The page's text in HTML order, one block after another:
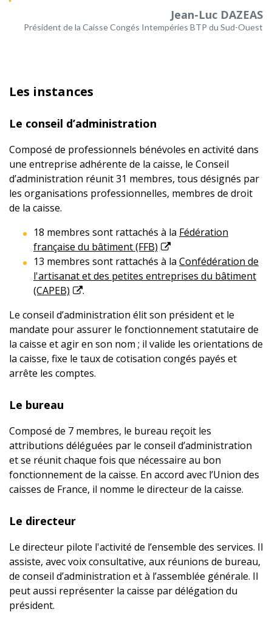
Jean-Luc DAZEAS
Président de la Caisse Congés Intempéries BTP du Sud-Ouest
Les instances
Le conseil d’administration
Composé de professionnels bénévoles en activité dans
une entreprise adhérente de la caisse, le Conseil
d’administration réunit 31 membres, tous désignés par
les organisations professionnelles, membres de droit
de la caisse.
18 membres sont rattachés à la Fédération
française du bâtiment (FFB)
13 membres sont rattachés à la Confédération de
l'artisanat et des petites entreprises du bâtiment
(CAPEB)
.
Le conseil d’administration élit son président et le
mandate pour assurer le fonctionnement statutaire de
la caisse et agir en son nom ; il valide les orientations de
la caisse, fixe le taux de cotisation congés payés et
arrête les comptes.
Le bureau
Composé de 7 membres, le bureau reçoit les
attributions déléguées par le conseil d’administration
et se réunit chaque fois que nécessaire au bon
fonctionnement de la caisse. En accord avec l’Union des
caisses de France, il nomme le directeur de la caisse.
Le directeur
Le directeur pilote l'activité de l’ensemble des services. Il
assiste, avec voix consultative, aux réunions de bureau,
de conseil d’administration et à l’assemblée générale. Il
peut aussi représenter la caisse par délégation du
président.